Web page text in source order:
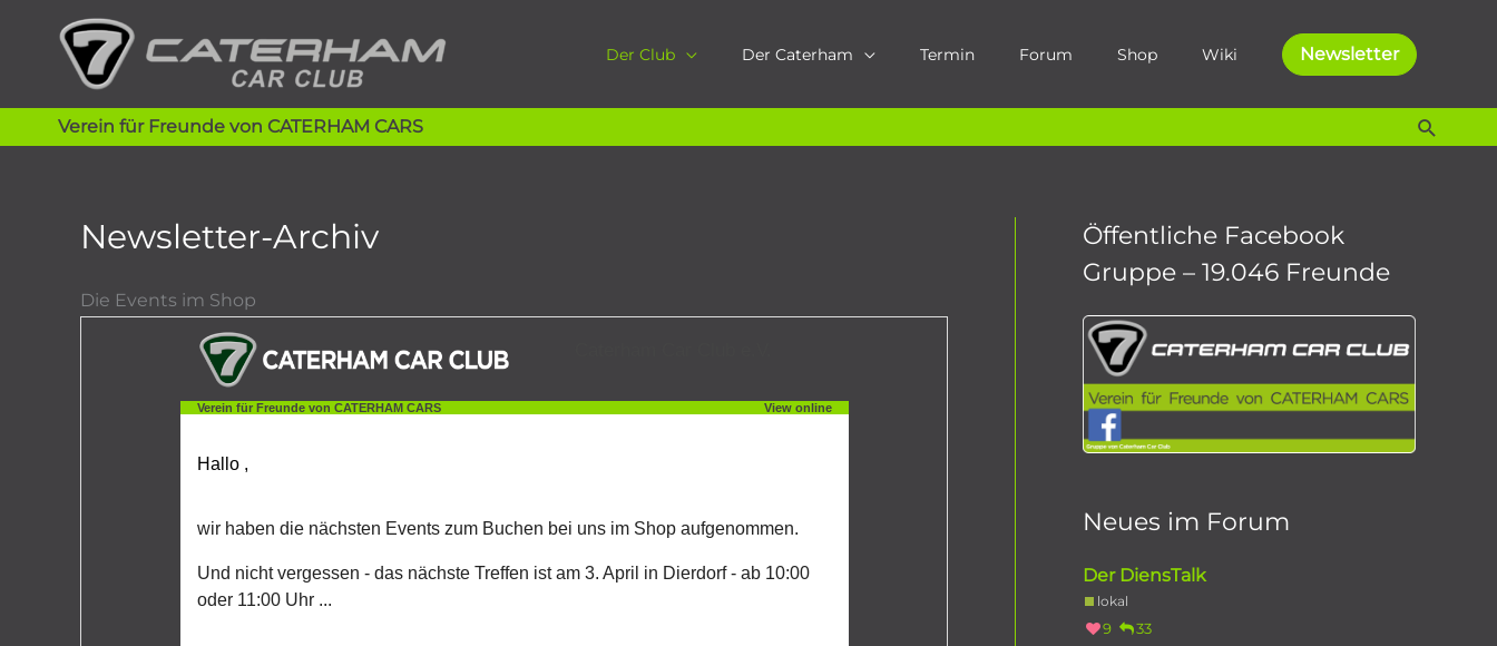
springen
Der Club Der Caterham Termin Forum Shop Wiki Newsletter
Verein für Freunde von CATERHAM CARS
Newsletter-Archiv
Die Events im Shop
Öffentliche Facebook
Gruppe – 19.046 Freunde
Neues im Forum
Der DiensTalk
lokal
9 33